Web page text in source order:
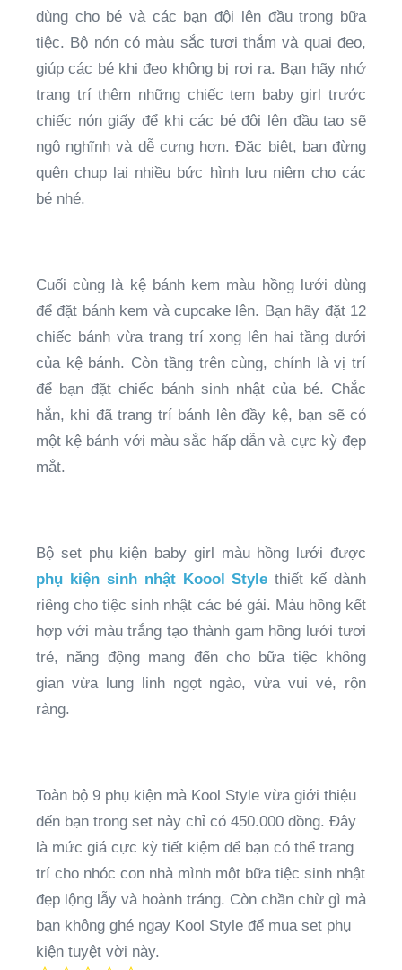
dùng cho bé và các bạn đội lên đầu trong bữa
tiệc. Bộ nón có màu sắc tươi thắm và quai đeo,
giúp các bé khi đeo không bị rơi ra. Bạn hãy nhớ
trang trí thêm những chiếc tem baby girl trước
chiếc nón giấy để khi các bé đội lên đầu tạo sẽ
ngộ nghĩnh và dễ cưng hơn. Đặc biệt, bạn đừng
quên chụp lại nhiều bức hình lưu niệm cho các
bé nhé.
Cuối cùng là kệ bánh kem màu hồng lưới dùng
để đặt bánh kem và cupcake lên. Bạn hãy đặt 12
chiếc bánh vừa trang trí xong lên hai tầng dưới
của kệ bánh. Còn tầng trên cùng, chính là vị trí
để bạn đặt chiếc bánh sinh nhật của bé. Chắc
hẳn, khi đã trang trí bánh lên đầy kệ, bạn sẽ có
một kệ bánh với màu sắc hấp dẫn và cực kỳ đẹp
mắt.
Bộ set phụ kiện baby girl màu hồng lưới được
phụ kiện sinh nhật Koool Style thiết kế dành
riêng cho tiệc sinh nhật các bé gái. Màu hồng kết
hợp với màu trắng tạo thành gam hồng lưới tươi
trẻ, năng động mang đến cho bữa tiệc không
gian vừa lung linh ngọt ngào, vừa vui vẻ, rộn
ràng.
Toàn bộ 9 phụ kiện mà Kool Style vừa giới thiệu
đến bạn trong set này chỉ có 450.000 đồng. Đây
là mức giá cực kỳ tiết kiệm để bạn có thể trang
trí cho nhóc con nhà mình một bữa tiệc sinh nhật
đẹp lộng lẫy và hoành tráng. Còn chần chừ gì mà
bạn không ghé ngay Kool Style để mua set phụ
kiện tuyệt vời này.